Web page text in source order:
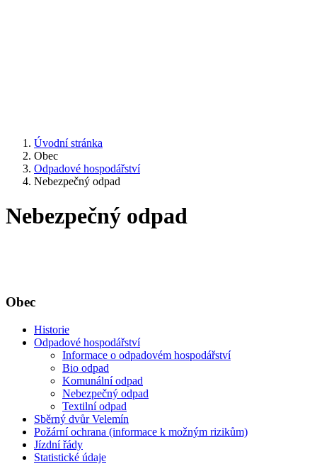
Úvodní stránka
Obec
Odpadové hospodářství
Nebezpečný odpad
Nebezpečný odpad
Obec
Historie
Odpadové hospodářství
Informace o odpadovém hospodářství
Bio odpad
Komunální odpad
Nebezpečný odpad
Textilní odpad
Sběrný dvůr Velemín
Požární ochrana (informace k možným rizikům)
Jízdní řády
Statistické údaje